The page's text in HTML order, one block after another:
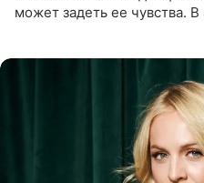
может задеть ее чувства.